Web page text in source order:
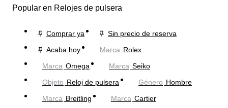
Popular en Relojes de pulsera
Comprar ya
Sin precio de reserva
Acaba hoy
Marca Rolex
Marca Omega Marca Seiko
Objeto Reloj de pulsera Género Hombre
Marca Breitling Marca Cartier